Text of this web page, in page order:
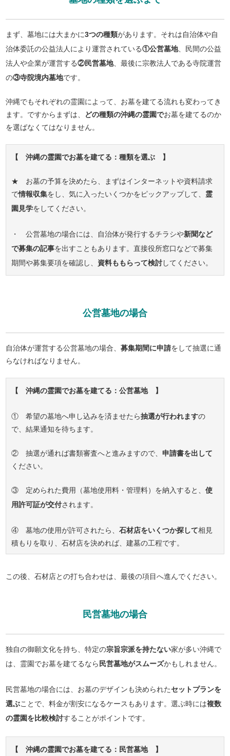
まず、墓地には大まかに3つの種類があります。それは自治体や自
治体委託の公益法人により運営されている①公営墓地、民間の公益
法人や企業が運営する②民営墓地、最後に宗教法人である寺院運営
の③寺院境内墓地です。
沖縄でもそれぞれの霊園によって、お墓を建てる流れも変わってき
ます。ですからまずは、
どの種類の沖縄の霊園でお墓を建てるのか
を選ばなくてはなりません。
【 沖縄の霊園でお墓を建てる：種類を選ぶ 】
★ お墓の予算を決めたら、まずはインターネットや資料請求
で情報収集をし、気に入ったいくつかをピックアップして、 霊
園見学をしてください。
・ 公営墓地の場合には、自治体が発行するチラシや新聞など
で募集の記事を出すこともあります。直接役所窓口などで募集
期間や募集要項を確認し、 資料ももらって検討してください。
公営墓地の場合
自治体が運営する公営墓地の場合、募集期間に申請をして抽選に通
らなければなりません。
【 沖縄の霊園でお墓を建てる：公営墓地 】
① 希望の墓地へ申し込みを済ませたら抽選が行われますの
で、結果通知を待ちます。
② 抽選が通れば書類審査へと進みますので、申請書を出して
ください。
③ 定められた費用（墓地使用料・管理料）を納入すると、使
用許可証が交付されます。
④ 墓地の使用が許可されたら、石材店をいくつか探して相見
積もりを取り、石材店を決めれば、建墓の工程です。
この後、石材店との打ち合わせは、最後の項目へ進んでください。
民営墓地の場合
独自の御願文化を持ち、特定の宗旨宗派を持たない家が多い沖縄で
は、霊園でお墓を建てるなら 民営墓地がスムーズかもしれません。
民営墓地の場合には、お墓のデザインも決められたセットプランを
選ぶことで、料金が割安になるケースもあります。選ぶ時には複数
の霊園を比較検討することがポイントです。
【 沖縄の霊園でお墓を建てる：民営墓地 】